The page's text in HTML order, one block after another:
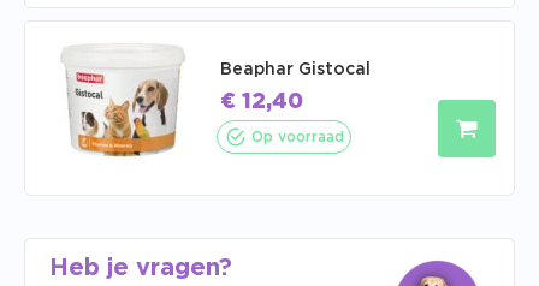
Beaphar Gistocal
€ 12,40
Op voorraad
Heb je vragen?